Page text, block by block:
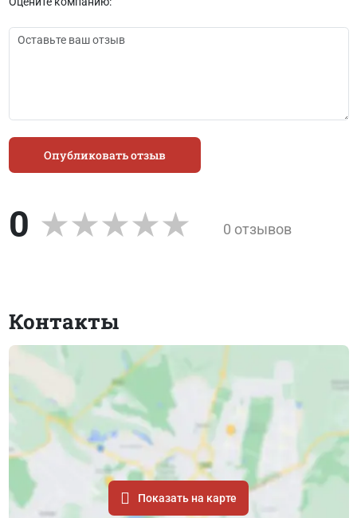
Опубликовать отзыв
0 0 отзывов
Контакты
Показать на карте